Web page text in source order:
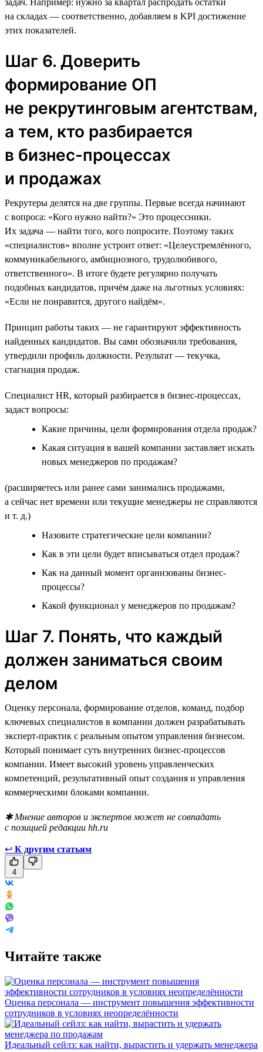
на складах — соответственно, добавляем в KPI достижение
этих показателей.
Шаг 6. Доверить
формирование ОП
не рекрутинговым агентствам,
а тем, кто разбирается
в бизнес-процессах
и продажах
Рекрутеры делятся на две группы. Первые всегда начинают
с вопроса: «Кого нужно найти?» Это процессники.
Их задача — найти того, кого попросите. Поэтому таких
«специалистов» вполне устроит ответ: «Целеустремлённого,
коммуникабельного, амбициозного, трудолюбивого,
ответственного». В итоге будете регулярно получать
подобных кандидатов, причём даже на льготных условиях:
«Если не понравится, другого найдём».
Принцип работы таких — не гарантируют эффективность
найденных кандидатов. Вы сами обозначили требования,
утвердили профиль должности. Результат — текучка,
стагнация продаж.
Специалист HR, который разбирается в бизнес-процессах,
задаст вопросы:
Какие причины, цели формирования отдела продаж?
Какая ситуация в вашей компании заставляет искать
новых менеджеров по продажам?
(расширяетесь или ранее сами занимались продажами,
а сейчас нет времени или текущие менеджеры не справляются
и т. д.)
Назовите стратегические цели компании?
Как в эти цели будет вписываться отдел продаж?
Как на данный момент организованы бизнес-
процессы?
Какой функционал у менеджеров по продажам?
Шаг 7. Понять, что каждый
должен заниматься своим
делом
Оценку персонала, формирование отделов, команд, подбор
ключевых специалистов в компании должен разрабатывать
эксперт-практик с реальным опытом управления бизнесом.
Который понимает суть внутренних бизнес-процессов
компании. Имеет высокий уровень управленческих
компетенций, результативный опыт создания и управления
коммерческими блоками компании.
✱ Мнение авторов и экспертов может не совпадать
с позицией редакции hh.ru
↩ К другим статьям
4
Читайте также
Оценка персонала — инструмент повышения эффективности
сотрудников в условиях неопределённости
Идеальный сейлз: как найти, вырастить и удержать менеджера